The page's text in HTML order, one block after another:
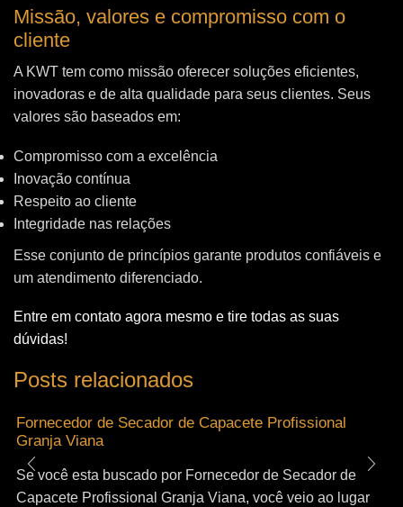
Missão, valores e compromisso com o
cliente
A KWT tem como missão oferecer soluções eficientes,
inovadoras e de alta qualidade para seus clientes. Seus
valores são baseados em:
Compromisso com a excelência
Inovação contínua
Respeito ao cliente
Integridade nas relações
Esse conjunto de princípios garante produtos confiáveis e
um atendimento diferenciado.
Entre em contato agora mesmo e tire todas as suas
dúvidas!
Posts relacionados
Fornecedor de Secador de Capacete Profissional
Granja Viana
Se você esta buscado por Fornecedor de Secador de
Capacete Profissional Granja Viana, você veio ao lugar